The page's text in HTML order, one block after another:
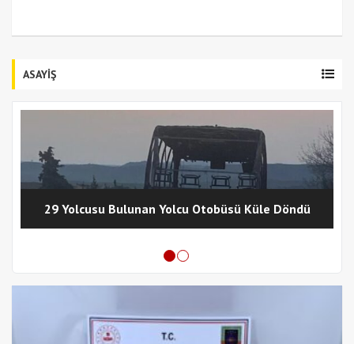
ASAYİŞ
29 Yolcusu Bulunan Yolcu Otobüsü Küle Döndü